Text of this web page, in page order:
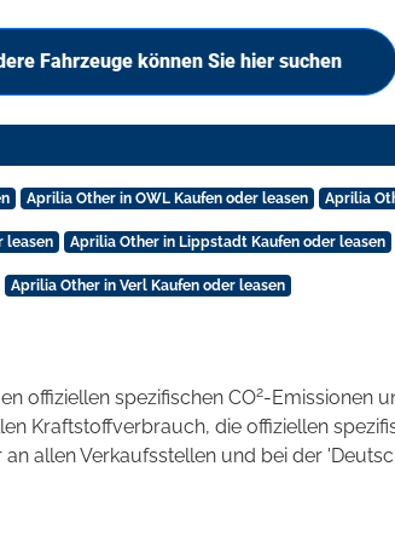
Fahrzeuge können Sie hier suchen
Aprilia Other in OWL Kaufen oder leasen Aprilia
leasen Aprilia Other in Lippstadt Kaufen oder leasen
Aprilia Other in Verl Kaufen oder leasen
offiziellen spezifischen CO2-Emissionen
Kraftstoffverbrauch, die offiziellen
allen Verkaufsstellen und bei der